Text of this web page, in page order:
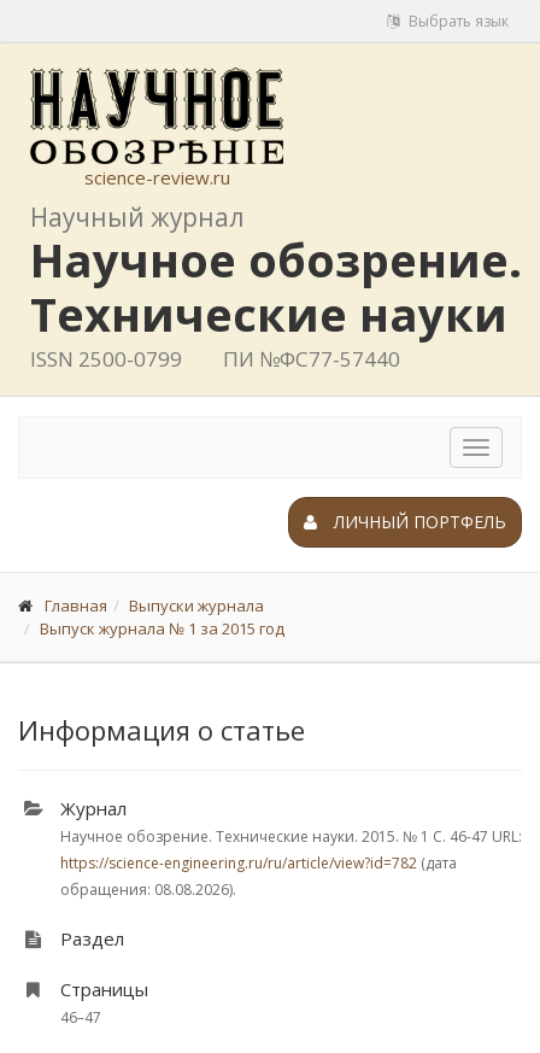
Выбрать язык
science-review.ru
Научный журнал
Научное обозрение.
Технические науки
ISSN 2500-0799 ПИ №ФС77-57440
Toggle
ЛИЧНЫЙ ПОРТФЕЛЬ
Главная
Выпуски журнала
Выпуск журнала № 1 за 2015 год
Информация о статье
Журнал
Научное обозрение. Технические науки. 2015. № 1 С. 46-47 URL:
https://science-engineering.ru/ru/article/view?id=782 (дата
обращения: 08.08.2026).
Раздел
Страницы
46–47